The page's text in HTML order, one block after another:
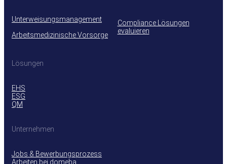
Unterweisungsmanagement
Arbeitsmedizinische Vorsorge
Compliance Lösungen
evaluieren
Lösungen
EHS
ESG
QM
Unternehmen
Jobs & Bewerbungsprozess
Arbeiten bei domeba